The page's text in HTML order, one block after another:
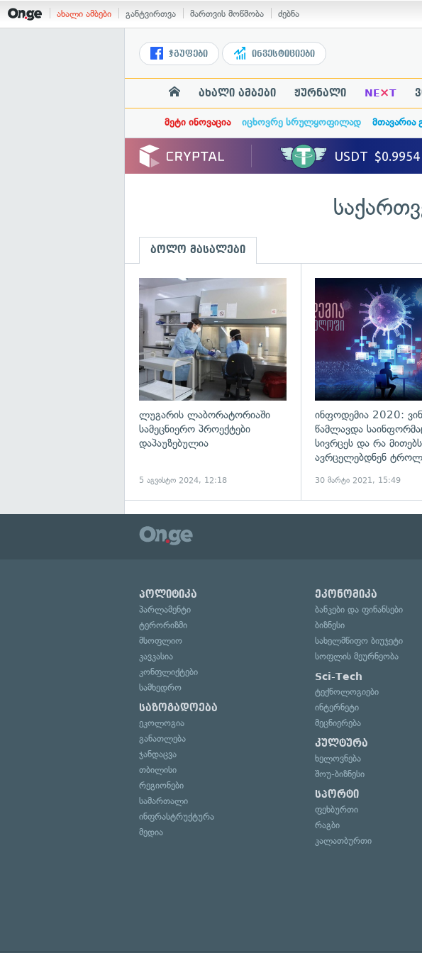
ახალი ამბები განტვირთვა მართვის მოწმობა ძებნა
ჯგუფები ინვესტიციები
ახალი ამბები ჟურნალი NE×T
მეტი ინოვაცია იცხოვრე სრულყოფილად მთავარია
ბოლო მასალები
ლუგარის ლაბორატორიაში
სამეცნიერო პროექტები
დაპაუზებულია
5 აგვისტო 2024, 12:18
ინფოდემია 2020: ვინ
წამლავდა
სივრცეს და რა მითებს
ავრცელებდნენ
30 მარტი 2021, 15:49
პოლიტიკა
პარლამენტი
ტერორიზმი
მსოფლიო
კავკასია
კონფლიქტები
სამხედრო
საზოგადოება
ეკოლოგია
განათლება
ჯანდაცვა
თბილისი
რეგიონები
სამართალი
ინფრასტრუქტურა
მედია
ეკონომიკა
ბანკები და ფინანსები
ბიზნესი
სახელმწიფო ბიუჯეტი
სოფლის მეურნეობა
Sci-Tech
ტექნოლოგიები
ინტერნეტი
მეცნიერება
კულტურა
ხელოვნება
შოუ-ბიზნესი
სპორტი
ფეხბურთი
რაგბი
კალათბურთი